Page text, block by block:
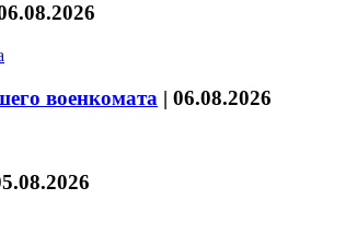
военкомата | 06.08.2026